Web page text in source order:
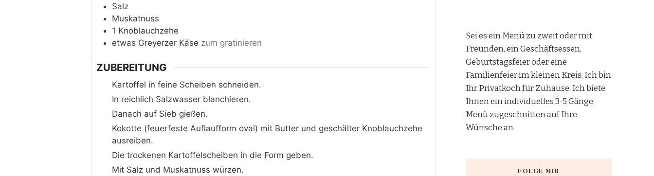
Salz
Muskatnuss
1 Knoblauchzehe
etwas Greyerzer Käse zum gratinieren
ZUBEREITUNG
Kartoffel in feine Scheiben schneiden.
In reichlich Salzwasser blanchieren.
Danach auf Sieb gießen.
Kokotte (feuerfeste Auflaufform oval) mit Butter und geschälter Knoblauchzehe
ausreiben.
Die trockenen Kartoffelscheiben in die Form geben.
Mit Salz und Muskatnuss würzen.
Sei es ein Menü zu zweit oder mit
Freunden, ein Geschäftsessen,
Geburtstagsfeier oder eine
Familienfeier im kleinen Kreis. Ich bin
Ihr Privatkoch für Zuhause. Ich biete
Ihnen ein individuelles 3-5 Gänge
Menü zugeschnitten auf Ihre
Wünsche an.
FOLGE MIR